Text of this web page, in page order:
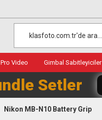
Pro Video Gimbal Sabitleyiciler
Setler
Nikon MB-N10 Battery Grip